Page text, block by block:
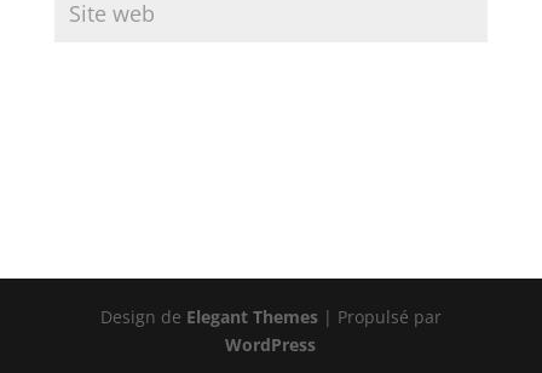
Design de Elegant Themes| Propulsé par
WordPress